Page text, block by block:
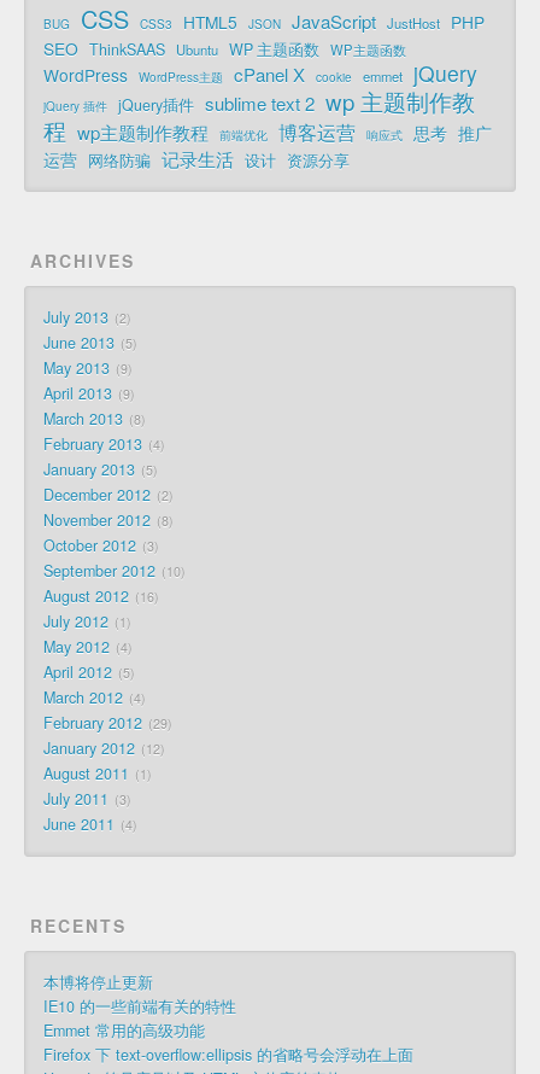
BUG CSS CSS3 HTML5 JSON JavaScript JustHost
PHP
SEO ThinkSAAS Ubuntu WP 主题函数 WP主题函数
WordPress WordPress主题 cPanel X cookie emmet jQuery
jQuery 插件 jQuery插件 sublime text 2 wp 主题制作教
程 wp主题制作教程 前端优化 博客运营 响应式 思考 推广
运营 网络防骗 记录生活 设计 资源分享
ARCHIVES
July 2013 2
June 2013 5
May 2013 9
April 2013 9
March 2013 8
February 2013 4
January 2013 5
December 2012 2
November 2012 8
October 2012 3
September 2012 10
August 2012 16
July 2012 1
May 2012 4
April 2012 5
March 2012 4
February 2012 29
January 2012 12
August 2011 1
July 2011 3
June 2011 4
RECENTS
本博将停止更新
IE10 的一些前端有关的特性
Emmet 常用的高级功能
Firefox 下 text-overflow:ellipsis 的省略号会浮动在上面